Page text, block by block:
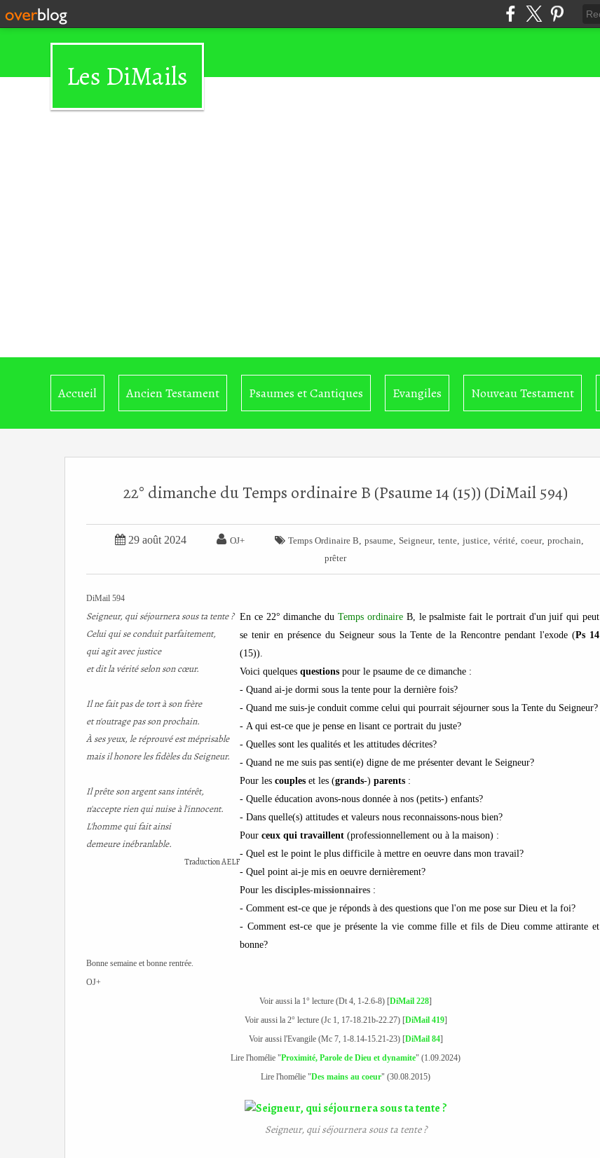
Les DiMails
Accueil Ancien Testament Psaumes et Cantiques Evangiles Nouveau Testament
22° dimanche du Temps ordinaire B (Psaume 14 (15)) (DiMail 594)
 29 août 2024  OJ+  Temps Ordinaire B psaume, Seigneur, tente, justice, vérité, coeur, prochain
prêter
DiMail 594
Seigneur, qui séjournera sous ta tente ?
Celui qui se conduit parfaitement,
qui agit avec justice
et dit la vérité selon son cœur.
Il ne fait pas de tort à son frère
et n'outrage pas son prochain.
À ses yeux, le réprouvé est méprisable
mais il honore les fidèles du Seigneur.
Il prête son argent sans intérêt,
n'accepte rien qui nuise à l'innocent.
L'homme qui fait ainsi
demeure inébranlable.
Traduction AELF
En ce 22° dimanche du Temps ordinaire B, le psalmiste fait le portrait d'un juif qui peut
se tenir en présence du Seigneur sous la Tente de la Rencontre pendant l'exode (Ps 14
(15)).
Voici quelques questions pour le psaume de ce dimanche :
- Quand ai-je dormi sous la tente pour la dernière fois?
- Quand me suis-je conduit comme celui qui pourrait séjourner sous la Tente du Seigneur?
- A qui est-ce que je pense en lisant ce portrait du juste?
- Quelles sont les qualités et les attitudes décrites?
- Quand ne me suis pas senti(e) digne de me présenter devant le Seigneur?
Pour les couples et les (grands-) parents :
- Quelle éducation avons-nous donnée à nos (petits-) enfants?
- Dans quelle(s) attitudes et valeurs nous reconnaissons-nous bien?
Pour ceux qui travaillent (professionnellement ou à la maison) :
- Quel est le point le plus difficile à mettre en oeuvre dans mon travail?
- Quel point ai-je mis en oeuvre dernièrement?
Pour les disciples-missionnaires :
- Comment est-ce que je réponds à des questions que l'on me pose sur Dieu et la foi?
- Comment est-ce que je présente la vie comme fille et fils de Dieu comme attirante et
bonne?
Bonne semaine et bonne rentrée.
OJ+
Voir aussi la 1° lecture (Dt 4, 1-2.6-8) [DiMail 228]
Voir aussi la 2° lecture (Jc 1, 17-18.21b-22.27) [DiMail 419]
Voir aussi l'Evangile (Mc 7, 1-8.14-15.21-23) [DiMail 84]
Lire l'homélie "Proximité, Parole de Dieu et dynamite" (1.09.2024)
Lire l'homélie "Des mains au coeur" (30.08.2015)
Seigneur, qui séjournera sous ta tente ?